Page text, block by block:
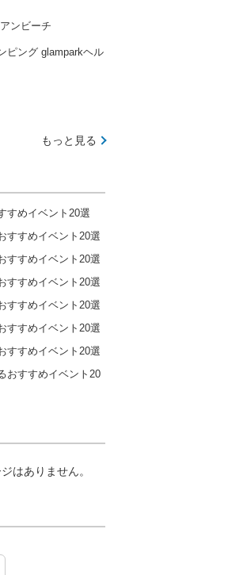
ンビーチ
ピング glamparkヘル
もっと見る
すめイベント20選
すすめイベント20選
すすめイベント20選
すすめイベント20選
すすめイベント20選
すすめイベント20選
すすめイベント20選
おすすめイベント20
はありません。